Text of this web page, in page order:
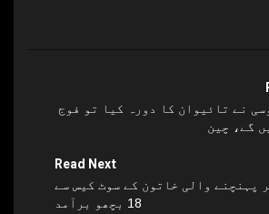
نے تائیوان کا دورہ کیا تو فوج
گے، چین
Read Next
پہنچنے والی خاتون کے سوٹ کیس سے
18 بچھو برآمد